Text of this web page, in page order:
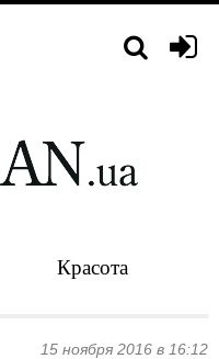
Красота
15 ноября 2016 в 16:12